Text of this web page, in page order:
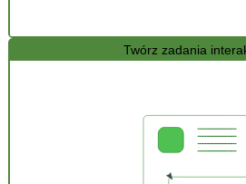
Twórz zadania